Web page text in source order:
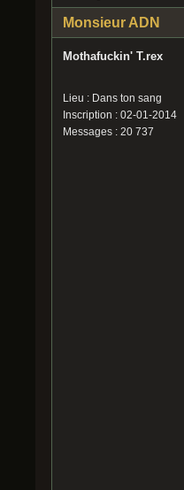
Monsieur ADN
Mothafuckin' T.rex
Lieu : Dans ton sang
Inscription : 02-01-2014
Messages : 20 737